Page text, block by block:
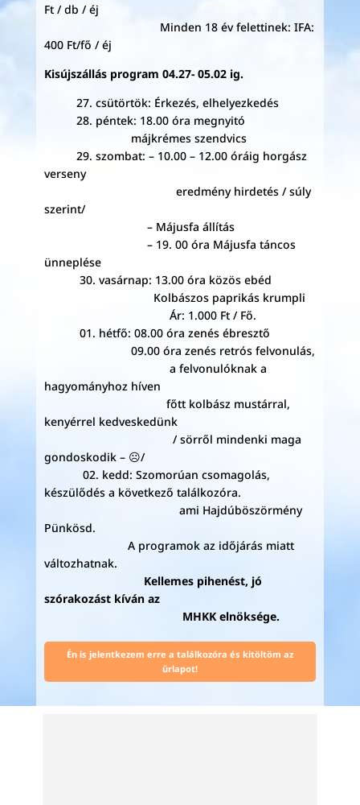
Ft / db / éj
Minden 18 év felettinek: IFA:
400 Ft/fő / éj
Kisújszállás program 04.27- 05.02 ig.
27. csütörtök: Érkezés, elhelyezkedés
28. péntek: 18.00 óra megnyitó
májkrémes szendvics
29. szombat: – 10.00 – 12.00 óráig horgász
verseny
eredmény hirdetés / súly
szerint/
– Májusfa állítás
– 19. 00 óra Májusfa táncos
ünneplése
30. vasárnap: 13.00 óra közös ebéd
Kolbászos paprikás krumpli
Ár: 1.000 Ft / Fő.
01. hétfő: 08.00 óra zenés ébresztő
09.00 óra zenés retrós felvonulás,
a felvonulóknak a
hagyományhoz híven
főtt kolbász mustárral,
kenyérrel kedveskedünk
/ sörről mindenki maga
gondoskodik – ☹/
02. kedd: Szomorúan csomagolás,
készülődés a következő találkozóra.
ami Hajdúböszörmény
Pünkösd.
A programok az időjárás miatt
változhatnak.
Kellemes pihenést, jó
szórakozást kíván az
MHKK elnöksége.
Én is jelentkezem erre a találkozóra és kitöltöm az
űrlapot!